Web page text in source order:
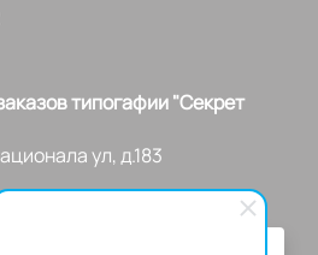
типогафии "Секрет
ул, д.183